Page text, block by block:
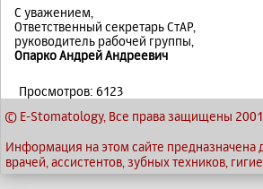
С уважением,
Ответственный секретарь СтАР,
руководитель рабочей группы,
Опарко Андрей Андреевич
Просмотров: 6123
© E-Stomatology, Все права защищены 2001
Информация на этом сайте предназначена
врачей, ассистентов, зубных техников,